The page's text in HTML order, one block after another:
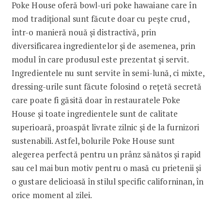
Poke House oferă bowl-uri poke hawaiane care în
mod tradițional sunt făcute doar cu pește crud,
într-o manieră nouă și distractivă, prin
diversificarea ingredientelor și de asemenea, prin
modul în care produsul este prezentat și servit.
Ingredientele nu sunt servite în semi-lună, ci mixte,
dressing-urile sunt făcute folosind o rețetă secretă
care poate fi găsită doar în restauratele Poke
House și toate ingredientele sunt de calitate
superioară, proaspăt livrate zilnic și de la furnizori
sustenabili. Astfel, bolurile Poke House sunt
alegerea perfectă pentru un prânz sănătos și rapid
sau cel mai bun motiv pentru o masă cu prietenii și
o gustare delicioasă în stilul specific californinan, în
orice moment al zilei.